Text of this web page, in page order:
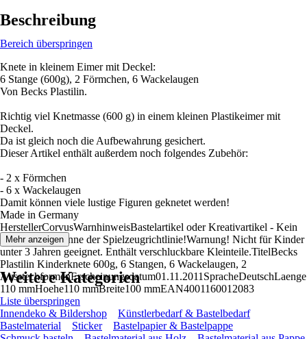
Beschreibung
Bereich überspringen
Knete in kleinem Eimer mit Deckel:
6 Stange (600g), 2 Förmchen, 6 Wackelaugen
Von Becks Plastilin.
Richtig viel Knetmasse (600 g) in einem kleinen Plastikeimer mit
Deckel.
Da ist gleich noch die Aufbewahrung gesichert.
Dieser Artikel enthält außerdem noch folgendes Zubehör:
- 2 x Förmchen
- 6 x Wackelaugen
Damit können viele lustige Figuren geknetet werden!
Made in Germany
HerstellerCorvusWarnhinweisBastelartikel oder Kreativartikel - Kein
Spielzeug im Sinne der Spielzeugrichtlinie!Warnung! Nicht für Kinder
unter 3 Jahren geeignet. Enthält verschluckbare Kleinteile.TitelBecks
Plastilin Kinderknete 600g, 6 Stangen, 6 Wackelaugen, 2
AusstechformenErscheinungsdatum01.11.2011SpracheDeutschLaenge
110 mmHoehe110 mmBreite100 mmEAN4001160012083
Mehr anzeigen
Weitere Kategorien
Liste überspringen
Innendeko & Bildershop
Künstlerbedarf & Bastelbedarf
Bastelmaterial
Sticker
Bastelpapier & Bastelpappe